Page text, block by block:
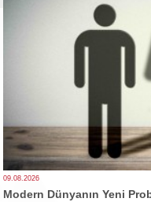
09.08.2026
Modern Dünyanın Yeni